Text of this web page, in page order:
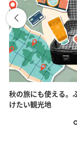
秋の旅にも使える。
けたい観光地